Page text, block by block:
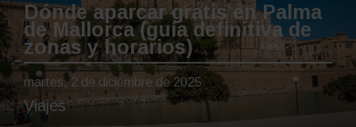
Dónde aparcar gratis en Palma
de Mallorca (guía definitiva de
zonas y horarios)
martes, 2 de diciembre de 2025
Viajes